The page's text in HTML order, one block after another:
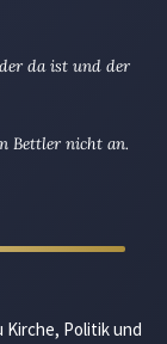
da ist und der
Bettler nicht an.
Politik und